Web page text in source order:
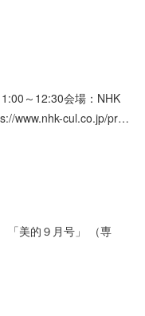
～12:30会場：NHK
www.nhk-cul.co.jp/pr…
美的９月号」 （専